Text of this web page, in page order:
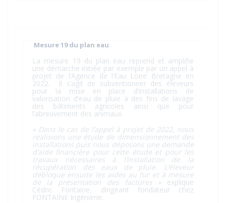
Mesure 19 du plan eau
La mesure 19 du plan eau reprend et amplifie
une démarche initiée par exemple par un appel à
projet de l’Agence de l’Eau Loire Bretagne en
2022. Il s’agit de subventionner des éleveurs
pour la mise en place d’installations de
valorisation d’eau de pluie à des fins de lavage
des bâtiments agricoles ainsi que pour
l’abreuvement des animaux.
« Dans le cas de l’appel à projet de 2022, nous
réalisions une étude de dimensionnement des
installations puis nous déposons une demande
d’aide financière pour cette étude et pour les
travaux nécessaires à l’installation de la
récupération des eaux de pluie. L’éleveur
débloque ensuite les aides au fur et à mesure
de la présentation des factures » explique
Cédric Fontaine, dirigeant fondateur chez
FONTAINE Ingénierie.